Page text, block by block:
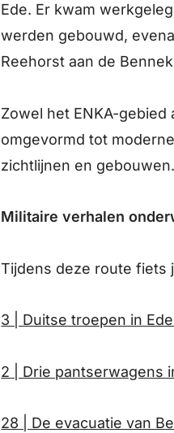
Ede. Er kwam
werden gebouwd,
Reehorst aan de
Zowel het ENKA-
omgevormd tot
zichtlijnen en gebouwen.
Militaire verhalen
Tijdens deze route fiets
3 | Duitse troepen in
2 | Drie pantserwagens
28 | De evacuatie van